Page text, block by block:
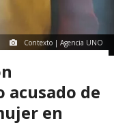
Contexto | Agencia UNO
de
en